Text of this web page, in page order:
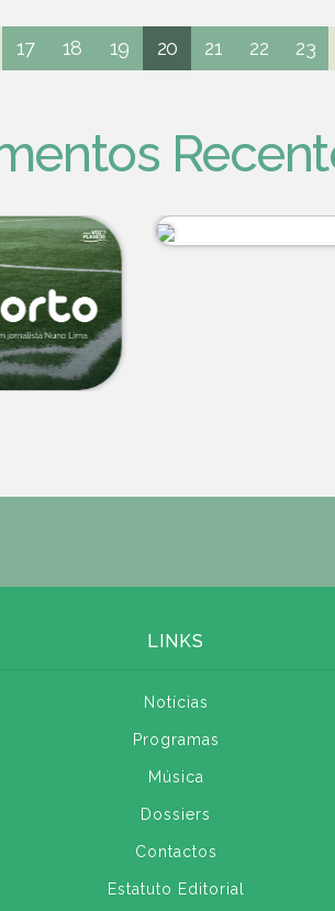
17 18 19 20 21 22 23
LINKS
Notícias
Programas
Música
Dossiers
Contactos
Estatuto Editorial